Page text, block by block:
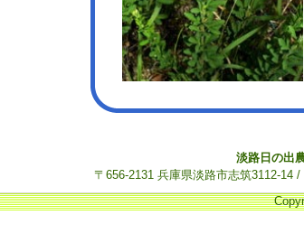
淡路日の出
〒656-2131 兵庫県淡路市志筑3112-14